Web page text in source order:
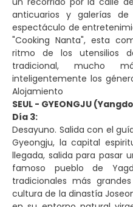
anticuarios y galerías
espectáculo de
"Cooking Nanta", esta
ritmo de los utensilios
tradicional, mucho
inteligentemente los
Alojamiento
SEUL - GYEONGJU
Día 3:
Desayuno. Salida con el
Gyeongju, la capital
llegada, salida para pasar
famoso pueblo de
tradicionales más
cultura de la dinastía